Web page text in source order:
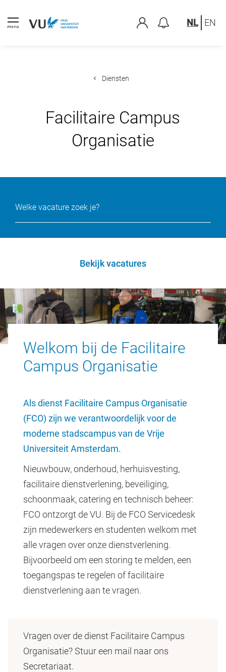
NL EN
Diensten
Facilitaire Campus
Organisatie
Bekijk vacatures
Welkom bij de Facilitaire
Campus Organisatie
Als dienst Facilitaire Campus Organisatie
(FCO) zijn we verantwoordelijk voor de
moderne stadscampus van de Vrije
Universiteit Amsterdam.
Nieuwbouw, onderhoud, herhuisvesting,
facilitaire dienstverlening, beveiliging,
schoonmaak, catering en technisch beheer:
FCO ontzorgt de VU. Bij de FCO Servicedesk
zijn medewerkers en studenten welkom met
alle vragen over onze dienstverlening.
Bijvoorbeeld om een storing te melden, een
toegangspas te regelen of facilitaire
dienstverlening aan te vragen.
Vragen over de dienst Facilitaire Campus
Organisatie? Stuur een mail naar ons
Secretariaat.